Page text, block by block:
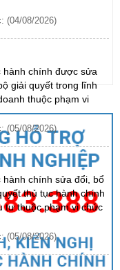
(04/08/2026)
hành chính được sửa
giải quyết trong lĩnh
thuộc phạm vi
(05/08/2026)
hành chính sửa đổi, bổ
thủ tục hành chính
tư thuộc phạm vi chức
(05/08/2026)